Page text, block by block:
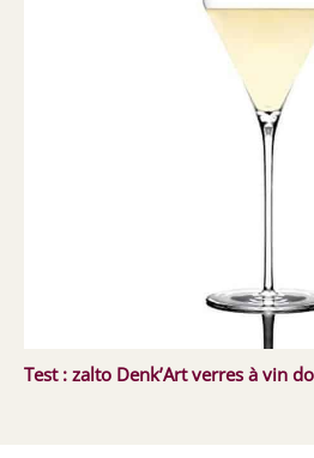
Test : zalto Denk’Art verres à vin